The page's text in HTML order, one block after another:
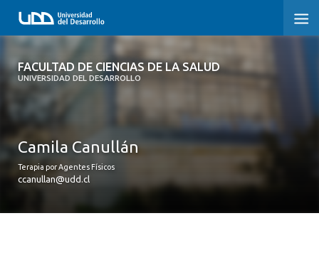
FACULTAD DE CIENCIAS DE LA SALUD
UNIVERSIDAD DEL DESARROLLO
FACULTAD DE CIENCIAS DE LA SALUD
POSTGRADOS Y EDUCACIÓN CONTINUA
Camila Canullán
Terapia por Agentes Físicos
ccanullan@udd.cl